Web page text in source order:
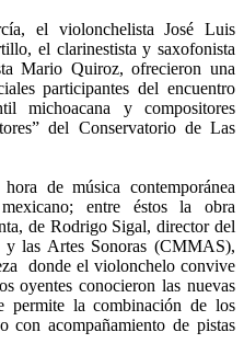
el violonchelista José Luis
el clarinestista y saxofonista
Mario Quiroz, ofrecieron una
participantes del encuentro
michoacana y compositores
del Conservatorio de Las
de música contemporánea
entre éstos la obra
de Rodrigo Sigal, director del
las Artes Sonoras (CMMAS),
donde el violonchelo convive
oyentes conocieron las nuevas
permite la combinación de los
con acompañamiento de pistas